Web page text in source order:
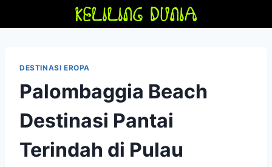
DESTINASI EROPA
Palombaggia Beach
Destinasi Pantai
Terindah di Pulau